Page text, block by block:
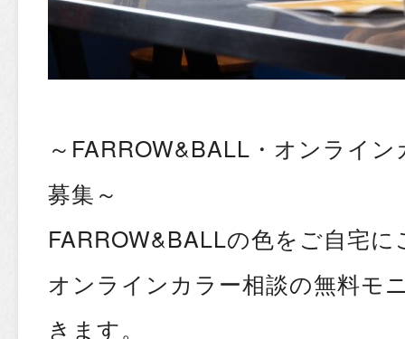
～FARROW&BALL・オンライ
募集～
FARROW&BALLの色をご自宅
オンラインカラー相談の無料モ
きます。